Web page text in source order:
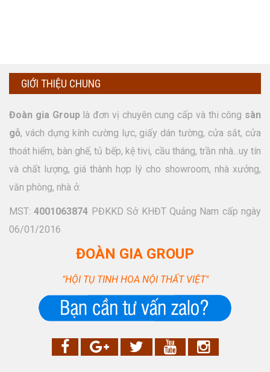
GIỚI THIỆU CHUNG
Đoàn gia Group là đơn vị chuyên cung cấp và thi công sàn
gỗ, vách dựng kính cường lực, giấy dán tường, cửa sắt, cửa
thoát hiểm, bàn ghế, tủ bếp, kệ tivi, cầu tháng, trần nhà...uy tín
và chất lượng, giá thành hợp lý cho showroom, nhà xưởng,
văn phòng, nhà ở.
MST:4001063874 PĐKKD Sở KHĐT Quảng Nam cấp ngày
06/01/2016
ĐOÀN GIA GROUP
"HỘI TỤ TINH HOA NỘI THẤT VIỆT"